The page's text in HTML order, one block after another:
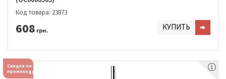
Код товара: 23873
608 грн. КУПИТЬ
Скидка по
промокоду